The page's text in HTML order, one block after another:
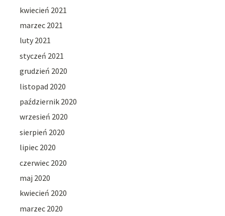
kwiecień 2021
marzec 2021
luty 2021
styczeń 2021
grudzień 2020
listopad 2020
październik 2020
wrzesień 2020
sierpień 2020
lipiec 2020
czerwiec 2020
maj 2020
kwiecień 2020
marzec 2020